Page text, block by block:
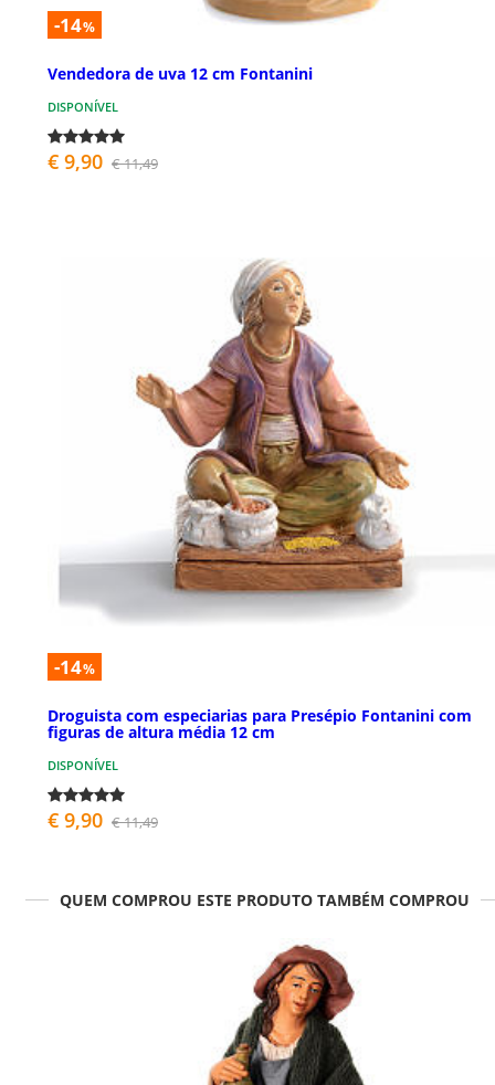
-14%
Vendedora de uva 12 cm Fontanini
DISPONÍVEL
€ 9,90 € 11,49
-14%
Droguista com especiarias para Presépio Fontanini com
figuras de altura média 12 cm
DISPONÍVEL
€ 9,90 € 11,49
QUEM COMPROU ESTE PRODUTO TAMBÉM COMPROU